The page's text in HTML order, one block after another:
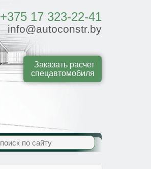
+375 17 323-22-41
info@autoconstr.by
Заказать расчет
спецавтомобиля